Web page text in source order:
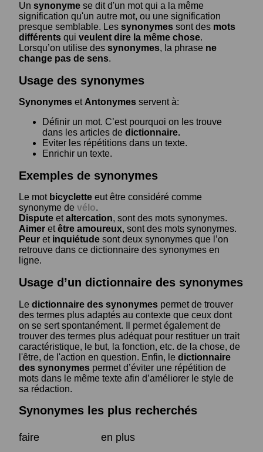
Un synonyme se dit d'un mot qui a la même
signification qu'un autre mot, ou une signification
presque semblable. Les synonymes sont des mots
différents qui veulent dire la même chose.
Lorsqu’on utilise des synonymes, la phrase ne
change pas de sens.
Usage des synonymes
Synonymes et Antonymes servent à:
Définir un mot. C’est pourquoi on les trouve
dans les articles de dictionnaire.
Eviter les répétitions dans un texte.
Enrichir un texte.
Exemples de synonymes
Le mot bicyclette eut être considéré comme
synonyme de vélo.
Dispute etaltercation, sont des mots synonymes.
Aimer etêtre amoureux, sont des mots synonymes.
Peur et inquiétude sont deux synonymes que l’on
retrouve dans ce dictionnaire des synonymes en
ligne.
Usage d’un dictionnaire des synonymes
Le dictionnaire des synonymes permet de trouver
des termes plus adaptés au contexte que ceux dont
on se sert spontanément. Il permet également de
trouver des termes plus adéquat pour restituer un trait
caractéristique, le but, la fonction, etc. de la chose, de
l'être, de l'action en question. Enfin, le dictionnaire
des synonymes permet d’éviter une répétition de
mots dans le même texte afin d’améliorer le style de
sa rédaction.
Synonymes les plus recherchés
faire
en plus